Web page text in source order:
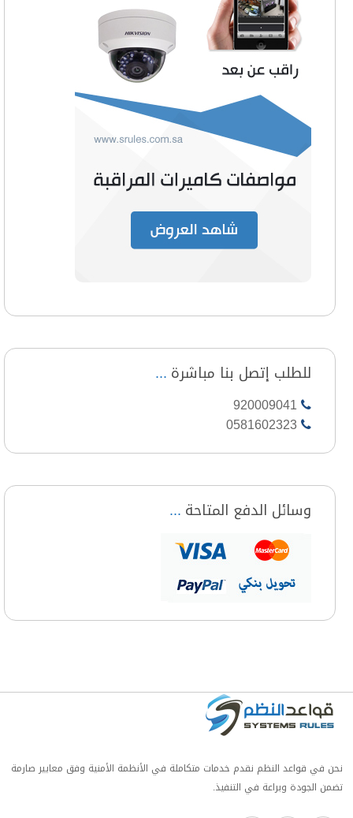
للطلب إتصل بنا مباشرة
920009041
0581602323
وسائل الدفع المتاحة
نحن في قواعد النظم نقدم خدمات متكاملة في الأنظمة الأمنية وفق معايير صارمة
تضمن الجودة وبراعة في التنفيذ.